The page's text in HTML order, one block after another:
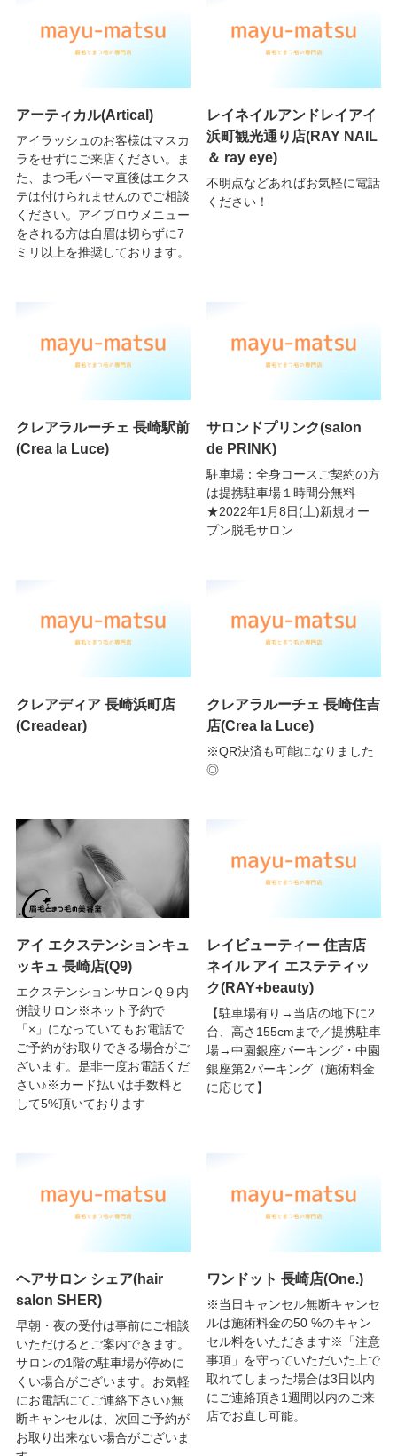
アーティカル(Artical)
アイラッシュのお客様はマスカ
ラをせずにご来店ください。ま
た、まつ毛パーマ直後はエクス
テは付けられませんのでご相談
ください。アイブロウメニュー
をされる方は自眉は切らずに7
ミリ以上を推奨しております。
レイネイルアンドレイアイ
浜町観光通り店(RAY NAIL
＆ ray eye)
不明点などあればお気軽に電話
ください！
クレアラルーチェ 長崎駅前
(Crea la Luce)
サロンドプリンク(salon
de PRINK)
駐車場：全身コースご契約の方
は提携駐車場１時間分無料
★2022年1月8日(土)新規オー
プン脱毛サロン
クレアディア 長崎浜町店
(Creadear)
クレアラルーチェ 長崎住吉
店(Crea la Luce)
※QR決済も可能になりました
◎
アイ エクステンションキュ
ッキュ 長崎店(Q9)
エクステンションサロンＱ９内
併設サロン※ネット予約で
「×」になっていてもお電話で
ご予約がお取りできる場合がご
ざいます。是非一度お電話くだ
さい♪※カード払いは手数料と
して5%頂いております
レイビューティー 住吉店
ネイル アイ エステティッ
ク(RAY+beauty)
【駐車場有り→当店の地下に2
台、高さ155cmまで／提携駐車
場→中園銀座パーキング・中園
銀座第2パーキング（施術料金
に応じて】
ヘアサロン シェア(hair
salon SHER)
早朝・夜の受付は事前にご相談
いただけるとご案内できます。
サロンの1階の駐車場が停めに
くい場合がございます。お気軽
にお電話にてご連絡下さい♪無
断キャンセルは、次回ご予約が
お取り出来ない場合がございま
ワンドット 長崎店(One.)
※当日キャンセル無断キャンセ
ルは施術料金の50 %のキャン
セル料をいただきます※「注意
事項」を守っていただいた上で
取れてしまった場合は3日以内
にご連絡頂き1週間以内のご来
店でお直し可能。